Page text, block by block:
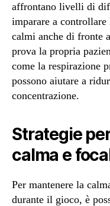
affrontano livelli di
imparare a
calmi anche di fronte
prova la propria
come la respirazione
possono aiutare a
concentrazione.
Strategie
calma e
Per mantenere la
durante il gioco, è